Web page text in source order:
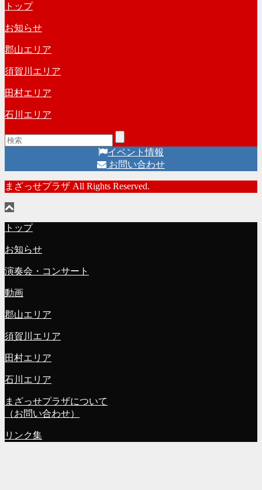
ー
カ
イ
ブ
トップ
お知らせ
郡山エリア
須賀川エリア
田村エリア
石川エリア
イベント情報
お問い合わせ
まざっせプラザ All Rights Reserved.
トップ
お知らせ
演奏会・コンサート
動画
郡山エリア
須賀川エリア
田村エリア
石川エリア
まざっせプラザについて
（お問い合わせ）
リンク集